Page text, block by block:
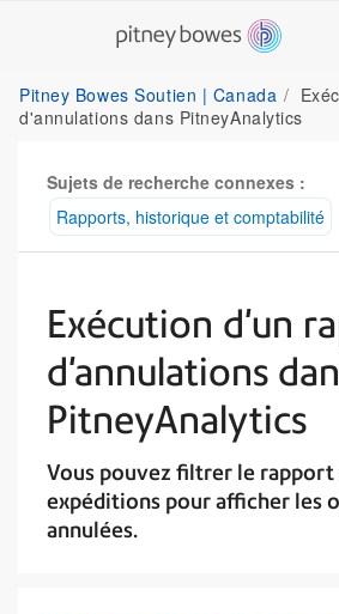
Pitney Bowes Soutien | Canada
d'annulations dans PitneyAnalytics
Sujets de recherche connexes :
Rapports, historique et comptabilité
Exécution d'un
d'annulations
PitneyAnalytics
Vous pouvez filtrer le rapport
expéditions pour afficher les
annulées.